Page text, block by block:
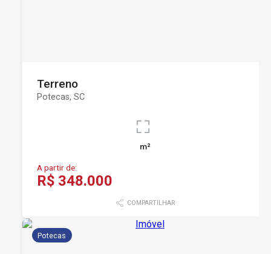
Terreno
Potecas, SC
m²
A partir de:
R$ 348.000
COMPARTILHAR
Potecas